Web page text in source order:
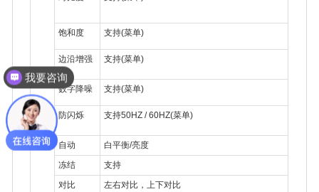
饱和度 支持(菜单)
边沿增强 支持(菜单)
数字降噪 支持(菜单)
防闪烁 支持50HZ / 60HZ(菜单)
自动
白平衡/亮度
冻结
支持
对比
左右对比，上下对比
我要咨询